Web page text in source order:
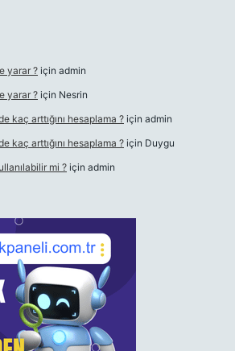
yarar ? için admin
yarar ? için Nesrin
kaç arttığını hesaplama ? için admin
kaç arttığını hesaplama ? için Duygu
mi ? için admin